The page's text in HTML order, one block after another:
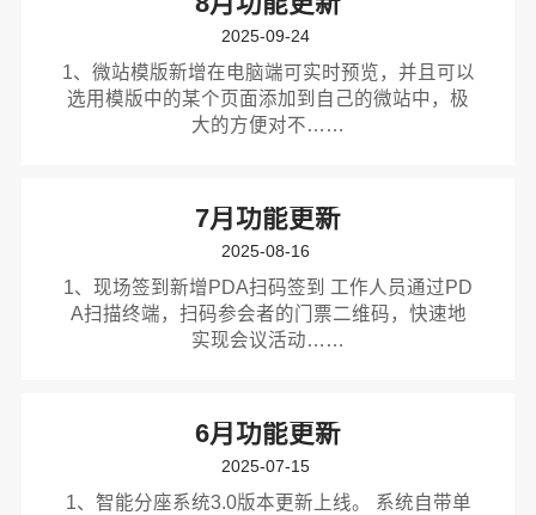
2025-09-24
1、微站模版新增在电脑端可实时预览，并且可以
选用模版中的某个页面添加到自己的微站中，极
大的方便对不……
7月功能更新
2025-08-16
1、现场签到新增PDA扫码签到 工作人员通过PD
A扫描终端，扫码参会者的门票二维码，快速地
实现会议活动……
6月功能更新
2025-07-15
1、智能分座系统3.0版本更新上线。 系统自带单